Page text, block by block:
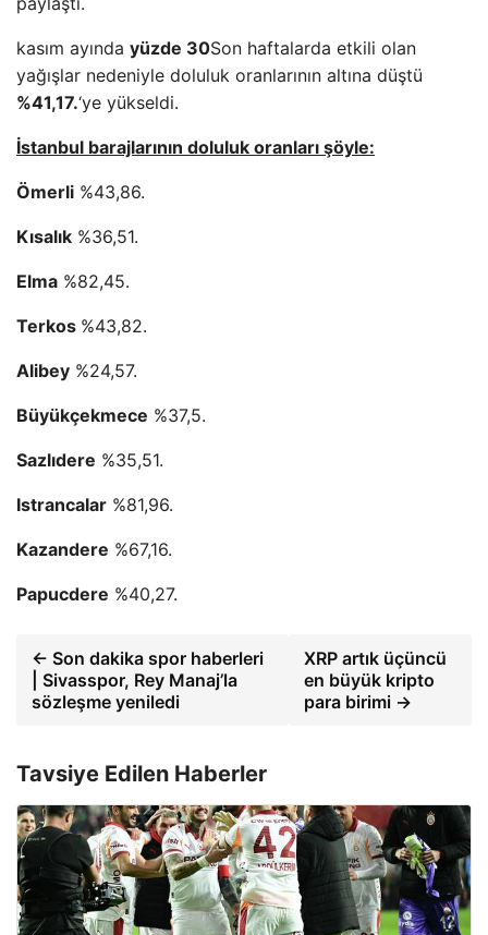
kasım ayında yüzde 30Son haftalarda etkili olan
yağışlar nedeniyle doluluk oranlarının altına düştü
%41,17.‘ye yükseldi.
İstanbul barajlarının doluluk oranları şöyle:
Ömerli %43,86.
Kısalık %36,51.
Elma %82,45.
Terkos %43,82.
Alibey %24,57.
Büyükçekmece %37,5.
Sazlıdere %35,51.
Istrancalar %81,96.
Kazandere %67,16.
Papucdere %40,27.
← Son dakika spor haberleri
| Sivasspor, Rey Manaj’la
sözleşme yeniledi
XRP artık üçüncü
en büyük kripto
para birimi →
Tavsiye Edilen Haberler